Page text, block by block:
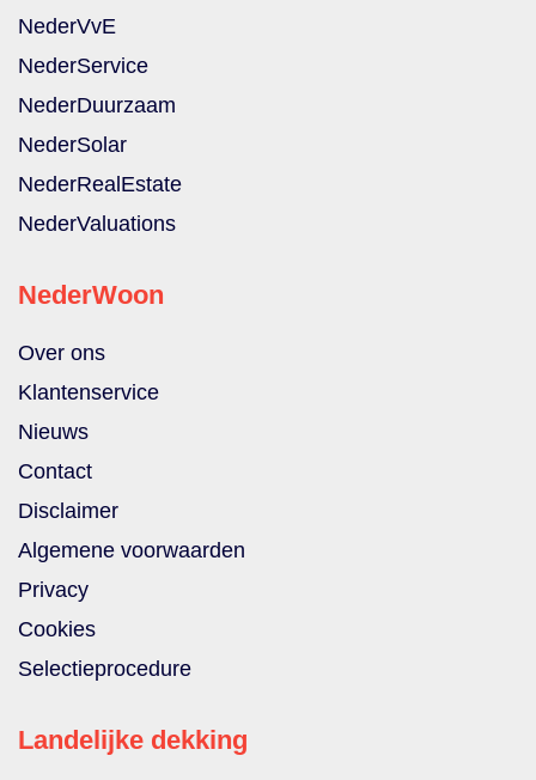
NederVvE
NederService
NederDuurzaam
NederSolar
NederRealEstate
NederValuations
NederWoon
Over ons
Klantenservice
Nieuws
Contact
Disclaimer
Algemene voorwaarden
Privacy
Cookies
Selectieprocedure
Landelijke dekking